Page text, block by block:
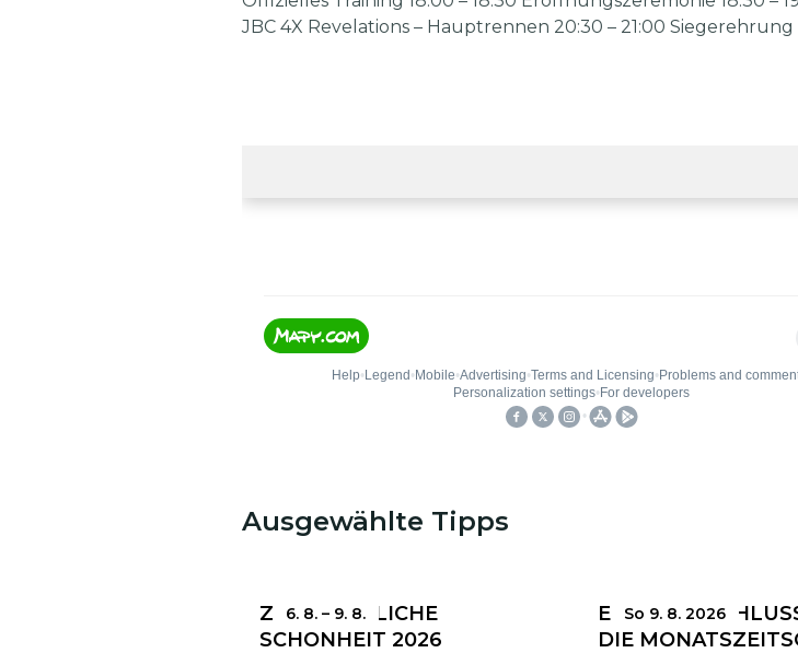
JBC 4X Revelations – Hauptrennen 20:30 – 21:00
Ausgewählte Tipps
6. 8. – 9. 8.
ZERBRECHLICHE
SCHÖNHEIT 2026
So 9. 8. 2026
DIE